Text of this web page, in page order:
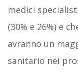
medici
(30% e 26%) e
avranno un
sanitario nei